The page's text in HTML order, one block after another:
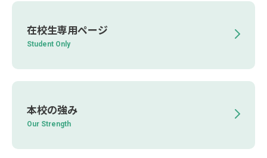
在校生専用ページ
Student Only
本校の強み
Our Strength